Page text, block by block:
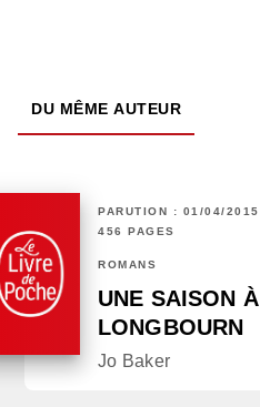
DU MÊME AUTEUR
PARUTION : 01/04/2015
456 PAGES
ROMANS
UNE SAISON À
LONGBOURN
Jo Baker